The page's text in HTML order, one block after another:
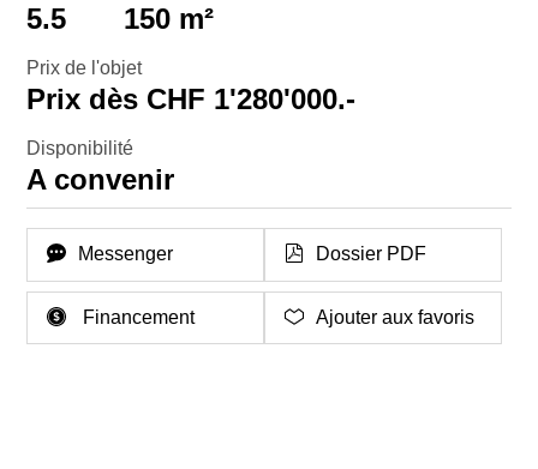
5.5 150 m²
Prix de l'objet
Prix dès CHF 1'280'000.-
Disponibilité
A convenir
Messenger Dossier PDF
Financement Ajouter aux favoris